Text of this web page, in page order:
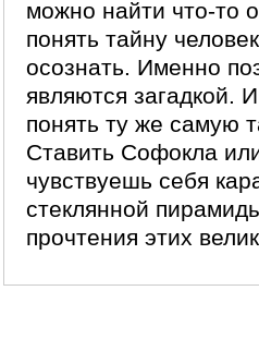
можно найти что-то
понять тайну
осознать. Именно
являются загадкой.
понять ту же самую
Ставить Софокла
чувствуешь себя
стеклянной
прочтения этих